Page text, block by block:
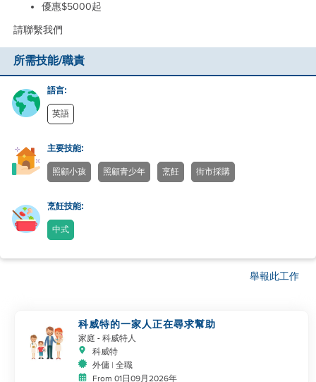
優惠$5000起
請聯繫我們
所需技能/職責
語言:
英語
主要技能:
照顧小孩 照顧青少年 烹飪 街市採購
烹飪技能:
中式
舉報此工作
科威特的一家人正在尋求幫助
家庭 - 科威特人
科威特
外傭 | 全職
From 01日09月2026年